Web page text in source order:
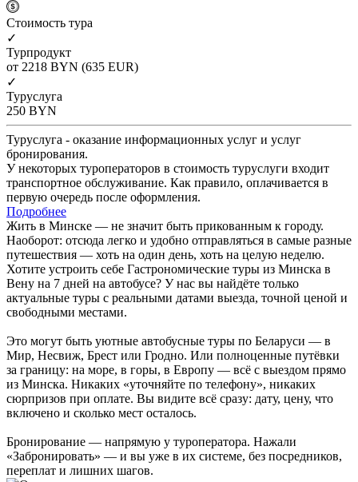
Cтоимость тура
✓
Турпродукт
от 2218 BYN (635 EUR)
✓
Туруслуга
250 BYN
Туруслуга - оказание информационных услуг и услуг
бронирования.
У некоторых туроператоров в стоимость туруслуги входит
транспортное обслуживание. Как правило, оплачивается в
первую очередь после оформления.
Подробнее
Жить в Минске — не значит быть прикованным к городу.
Наоборот: отсюда легко и удобно отправляться в самые разные
путешествия — хоть на один день, хоть на целую неделю.
Хотите устроить себе Гастрономические туры из Минска в
Вену на 7 дней на автобусе? У нас вы найдёте только
актуальные туры с реальными датами выезда, точной ценой и
свободными местами.
Это могут быть уютные автобусные туры по Беларуси — в
Мир, Несвиж, Брест или Гродно. Или полноценные путёвки
за границу: на море, в горы, в Европу — всё с выездом прямо
из Минска. Никаких «уточняйте по телефону», никаких
сюрпризов при оплате. Вы видите всё сразу: дату, цену, что
включено и сколько мест осталось.
Бронирование — напрямую у туроператора. Нажали
«Забронировать» — и вы уже в их системе, без посредников,
переплат и лишних шагов.